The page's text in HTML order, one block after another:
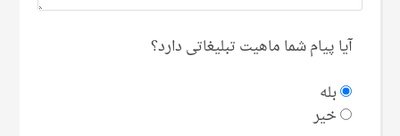
آیا پیام شما ماهیت تبلیغاتی دارد؟
بله
خیر